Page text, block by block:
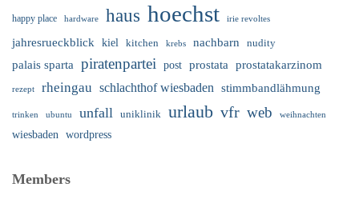
happy place hardware haus hoechst irie revoltes
jahresrueckblick kiel kitchen krebs nachbarn nudity
palais sparta piratenpartei post prostata prostatakarzinom
rezept rheingau schlachthof wiesbaden stimmbandlähmung
trinken ubuntu unfall uniklinik urlaub vfr web weihnachten
wiesbaden wordpress
Members